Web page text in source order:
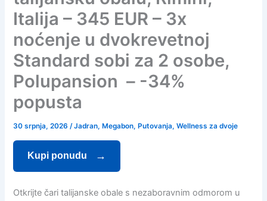
Italija – 345 EUR – 3x
noćenje u dvokrevetnoj
Standard sobi za 2 osobe,
Polupansion – -34%
popusta
30 srpnja, 2026/Jadran, Megabon, Putovanja,Wellness za dvoje
Kupi ponudu
Otkrijte čari talijanske obale s nezaboravnim odmorom u